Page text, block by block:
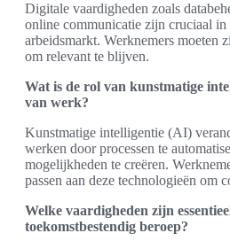
Digitale vaardigheden zoals
online communicatie zijn cruciaal in
arbeidsmarkt. Werknemers moeten
om relevant te blijven.
Wat is de rol van kunstmatige
van werk?
Kunstmatige intelligentie (AI)
werken door processen te
mogelijkheden te creëren.
passen aan deze technologieën om
Welke vaardigheden zijn
toekomstbestendig beroep?